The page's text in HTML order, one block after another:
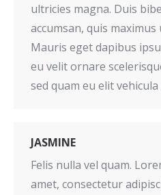
ultricies magna. Duis
accumsan, quis
Mauris eget dapibus
eu velit ornare
sed quam eu elit vehicula
JASMINE
Felis nulla vel quam.
amet, consectetur